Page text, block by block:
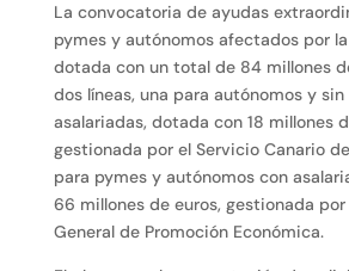
La convocatoria de ayudas
pymes y autónomos afectados por la
dotada con un total de 84 millones
dos líneas, una para autónomos y sin
asalariadas, dotada con 18 millones
gestionada por el Servicio Canario
para pymes y autónomos con
66 millones de euros, gestionada
General de Promoción Económica.